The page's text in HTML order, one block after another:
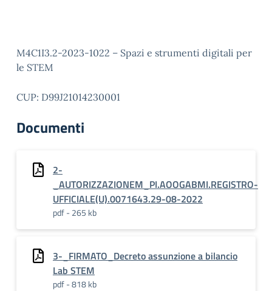
M4C1I3.2-2023-1022 – Spazi e strumenti digitali per
le STEM
CUP: D99J21014230001
Documenti
2-
_AUTORIZZAZIONEM_PI.AOOGABMI.REGISTRO-
UFFICIALE(U).0071643.29-08-2022
pdf - 265 kb
3-_FIRMATO_Decreto assunzione a bilancio
Lab STEM
pdf - 818 kb